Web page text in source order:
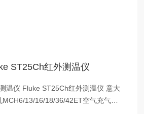
ST25Ch红外测温仪
温仪 Fluke ST25Ch红外测温仪 意大
13/16/18/36/42ET空气充气泵